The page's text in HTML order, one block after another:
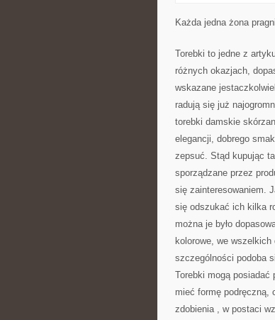
Każda jedna żona
Torebki to jedne z
różnych okazjach,
wskazane
radują się już
torebki damskie
elegancji, dobrego
zepsuć. Stąd kupując
sporządzane przez
się zainteresowaniem.
się odszukać ich kilka
można je było
kolorowe, we
szczególności podoba
Torebki mogą posiadać
mieć formę podręczną,
zdobienia , w postaci